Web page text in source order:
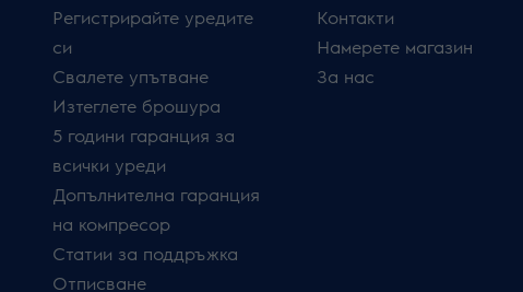
Регистрирайте уредите
си
Свалете упътване
Изтеглете брошура
5 години гаранция за
всички уреди
Допълнителна гаранция
на компресор
Статии за поддръжка
Отписване
Контакти
Намерете магазин
За нас